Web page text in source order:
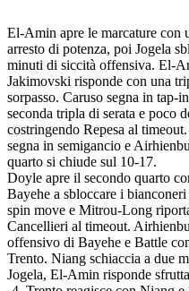
El-Amin apre le marcature con
arresto di potenza, poi Jogela
minuti di siccità offensiva. El-
Jakimovski risponde con una
sorpasso. Caruso segna in tap-
seconda tripla di serata e poco
costringendo Repesa al
segna in semigancio e
quarto si chiude sul 10-17.
Doyle apre il secondo quarto
Bayehe a sbloccare i
spin move e Mitrou-Long
Cancellieri al timeout.
offensivo di Bayehe e Battle
Trento. Niang schiaccia a due
Jogela, El-Amin risponde